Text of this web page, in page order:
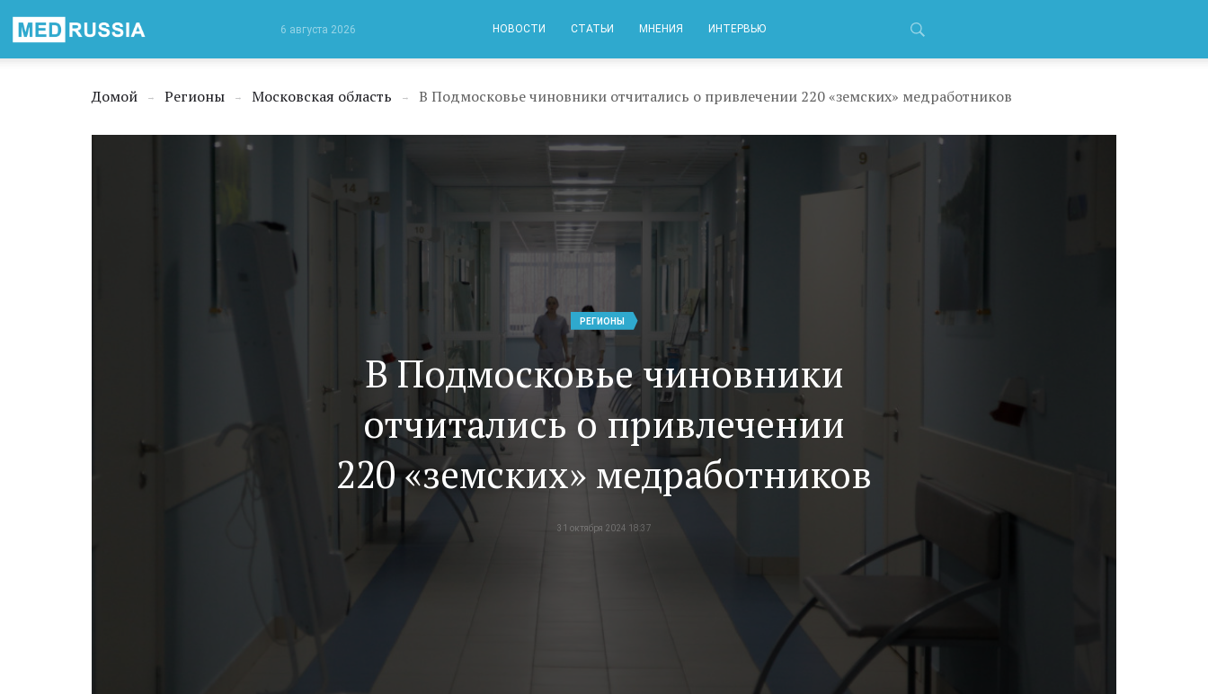
6 августа 2026 НОВОСТИ СТАТЬИ МНЕНИЯ ИНТЕРВЬЮ
Домой → Регионы → Московская область → В Подмосковье чиновники отчитались о привлечении 220 «земских» медработников
РЕГИОНЫ
В Подмосковье чиновники
отчитались о привлечении
220 «земских» медработников
31 октября 2024 18:37